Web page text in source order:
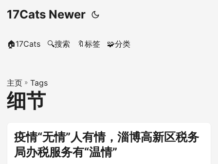
17Cats Newer
🏠17Cats 🔍搜索 🔖标签 🧩分类
主页 » Tags
细节
疫情“无情”人有情，淄博高新区税务
局办税服务有“温情”